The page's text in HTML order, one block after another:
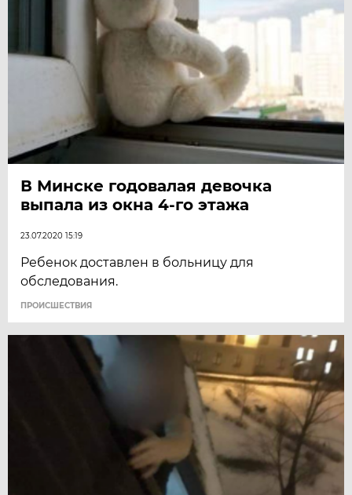
В Минске годовалая девочка
выпала из окна 4-го этажа
23.07.2020 15:19
Ребенок доставлен в больницу для
обследования.
ПРОИСШЕСТВИЯ